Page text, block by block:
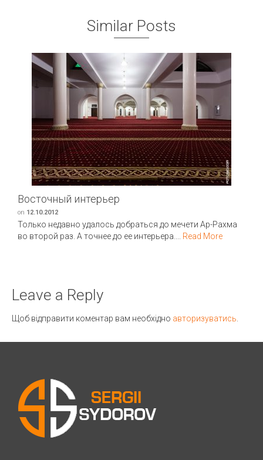
Similar Posts
Восточный интерьер
on 12.10.2012
Только недавно удалось добраться до мечети Ар-Рахма
во второй раз. А точнее до ее интерьера.... Read More
Leave a Reply
Щоб відправити коментар вам необхідно авторизуватись